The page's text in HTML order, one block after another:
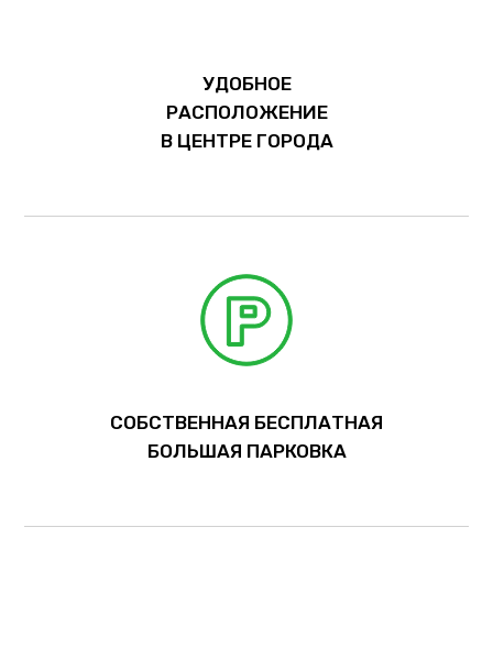
УДОБНОЕ
РАСПОЛОЖЕНИЕ
В ЦЕНТРЕ ГОРОДА
СОБСТВЕННАЯ БЕСПЛАТНАЯ
БОЛЬШАЯ ПАРКОВКА